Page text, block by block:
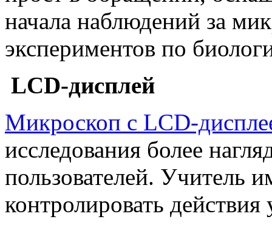
начала наблюдений за
экспериментов по
LCD-дисплей
Микроскоп с LCD-
исследования более
пользователей. Учитель
контролировать действия